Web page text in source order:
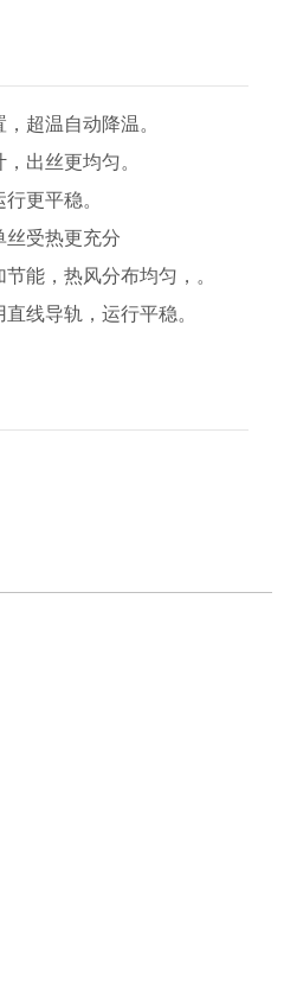
超温自动降温。
出丝更均匀。
更平稳。
丝受热更充分
能，热风分布均匀，。
线导轨，运行平稳。